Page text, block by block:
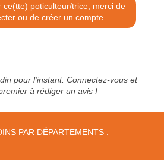
poticulteur/trice, merci de
ou decréer un compte
pour l'instant. Connectez-vous et
à rédiger un avis !
PAR DÉPARTEMENTS :